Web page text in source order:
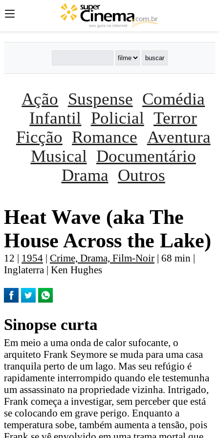
Ação Suspense Comédia
Infantil
Policial Terror
Ficção Romance Aventura
Musical
Documentário
Drama Outros
Heat Wave (aka The
House Across the Lake)
12 | 1954 | Crime, Drama, Film-Noir | 68 min |
Inglaterra | Ken Hughes
Sinopse curta
Em meio a uma onda de calor sufocante, o
arquiteto Frank Seymore se muda para uma casa
tranquila perto de um lago. Mas seu refúgio é
rapidamente interrompido quando ele testemunha
um assassinato na propriedade vizinha. Intrigado,
Frank começa a investigar, sem perceber que está
se colocando em grave perigo. Enquanto a
temperatura sobe, também aumenta a tensão, pois